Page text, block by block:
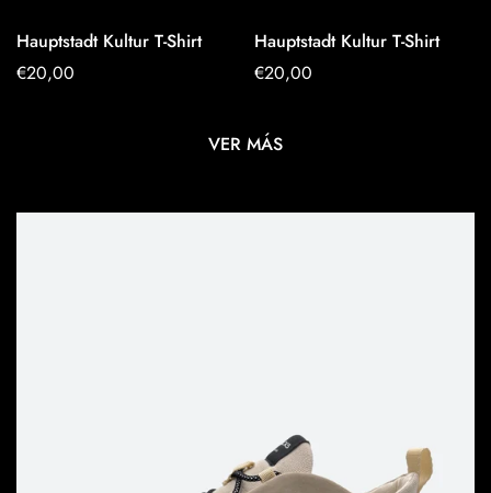
OPTIONEN
AUSWÄHLEN
Hauptstadt Kultur T-Shirt
Regulärer
€20,00
OPTIONEN
AUSWÄHLEN
Hauptstadt Kultur T-Shirt
Regulärer
€20,00
VER MÁS